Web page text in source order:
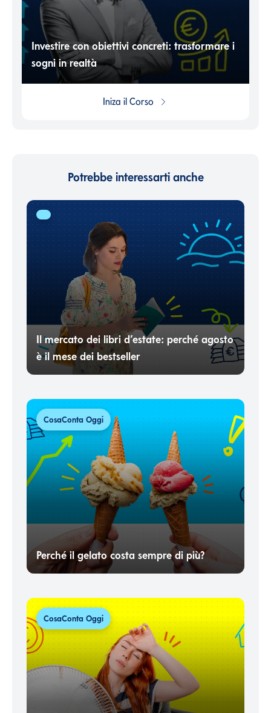
Investire con obiettivi concreti: trasformare i
sogni in realtà
Iniza il Corso
Potrebbe interessarti anche
Il mercato dei libri d’estate: perché agosto
è il mese dei bestseller
CosaConta Oggi
Perché il gelato costa sempre di più?
CosaConta Oggi